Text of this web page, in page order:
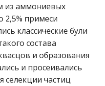
из аммониевых
2,5% примеси
классические були
состава
и образования
и просеивались
селекции частиц